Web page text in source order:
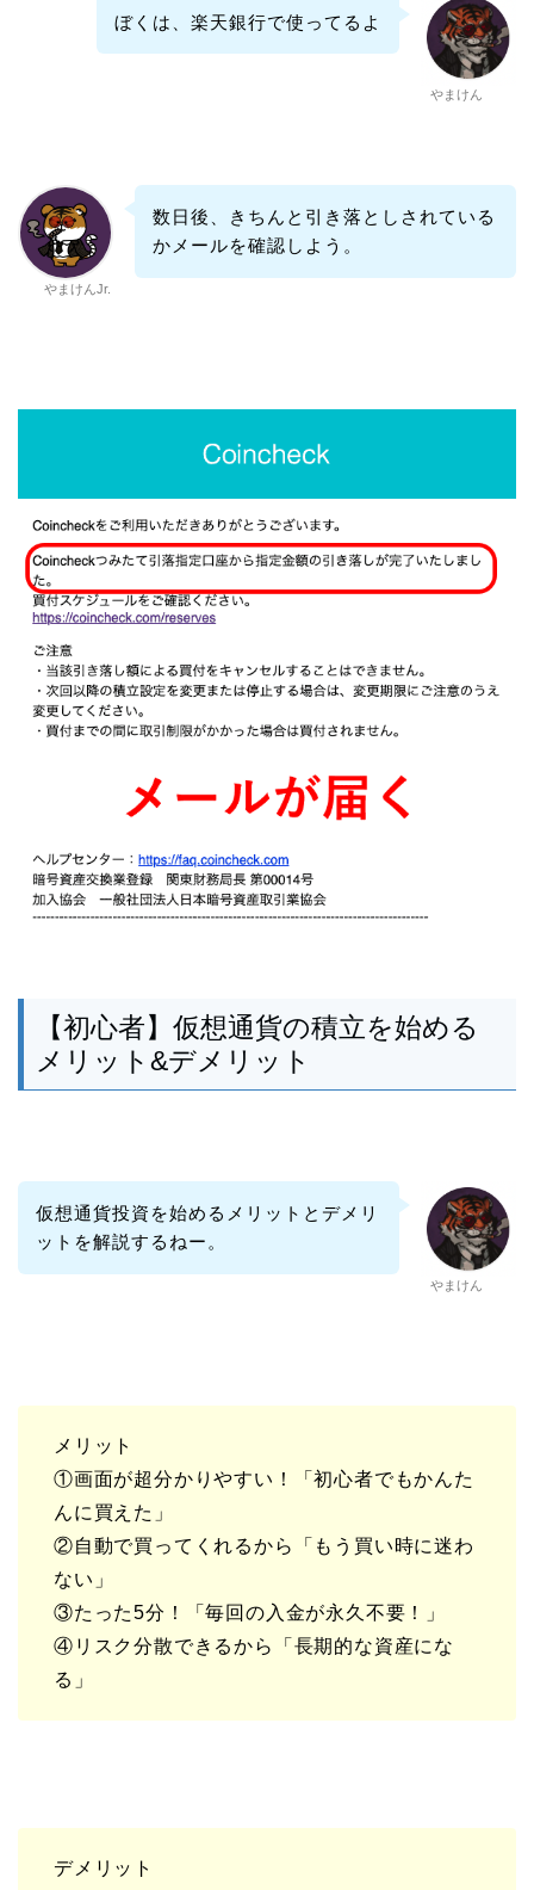
やまけん
ぼくは、楽天銀行で使ってるよ
やまけんJr.
数日後、きちんと引き落としされている
かメールを確認しよう。
【初心者】仮想通貨の積立を始める
メリット&デメリット
やまけん
仮想通貨投資を始めるメリットとデメリ
ットを解説するねー。
メリット
①画面が超分かりやすい！「初心者でもかんた
んに買えた」
②自動で買ってくれるから「もう買い時に迷わ
ない」
③たった5分！「毎回の入金が永久不要！」
④リスク分散できるから「長期的な資産にな
る」
デメリット